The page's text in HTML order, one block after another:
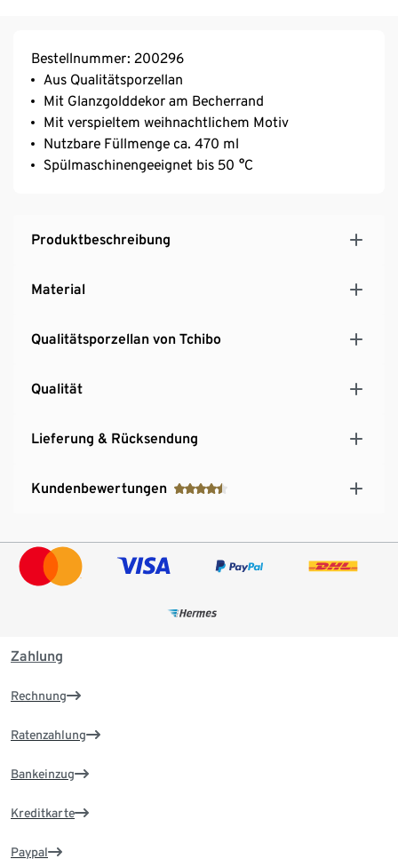
Bestellnummer: 200296
Aus Qualitätsporzellan
Mit Glanzgolddekor am Becherrand
Mit verspieltem weihnachtlichem Motiv
Nutzbare Füllmenge ca. 470 ml
Spülmaschinengeeignet bis 50 °C
Produktbeschreibung
Material
Qualitätsporzellan von Tchibo
Qualität
Lieferung & Rücksendung
Kundenbewertungen
Zahlung
Rechnung
Ratenzahlung
Bankeinzug
Kreditkarte
Paypal